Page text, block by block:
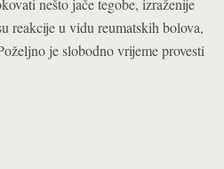
nešto jače tegobe, izraženije
reakcije u vidu reumatskih bolova,
je slobodno vrijeme provesti